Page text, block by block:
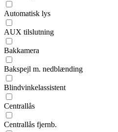
Automatisk lys
AUX tilslutning
Bakkamera
Bakspejl m. nedblænding
Blindvinkelassistent
Centrallås
Centrallås fjernb.